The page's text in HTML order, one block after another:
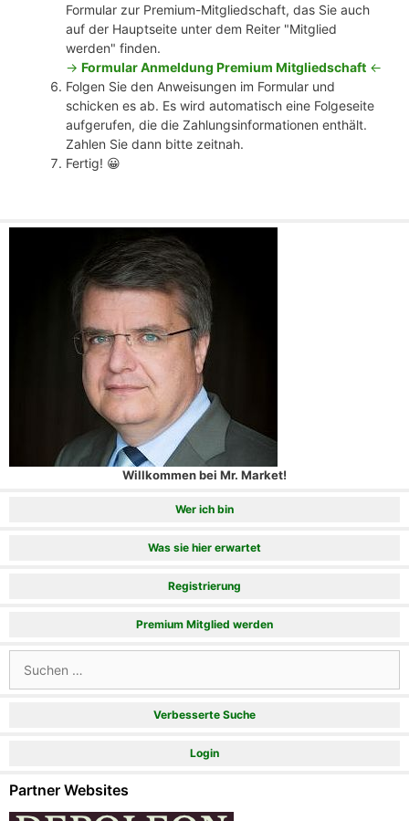
Formular zur Premium-Mitgliedschaft, das Sie auch
auf der Hauptseite unter dem Reiter "Mitglied
werden" finden.
-> Formular Anmeldung Premium Mitgliedschaft <-
Folgen Sie den Anweisungen im Formular und
schicken es ab. Es wird automatisch eine Folgeseite
aufgerufen, die die Zahlungsinformationen enthält.
Zahlen Sie dann bitte zeitnah.
Fertig! 😀
Willkommen bei Mr. Market!
Wer ich bin
Was sie hier erwartet
Registrierung
Premium Mitglied werden
nach:
Verbesserte Suche
Login
Partner Websites